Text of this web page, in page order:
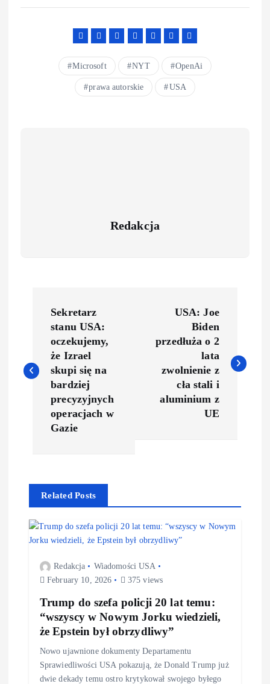
Microsoft NYT OpenAi
prawa autorskie USA
Redakcja
Sekretarz
stanu USA:
oczekujemy,
że Izrael
skupi się na
bardziej
precyzyjnych
operacjach w
Gazie
USA: Joe
Biden
przedłuża o 2
lata
zwolnienie z
cła stali i
aluminium z
UE
Related Posts
Redakcja
Wiadomości USA
February 10, 2026
375 views
Trump do szefa policji 20 lat temu:
“wszyscy w Nowym Jorku wiedzieli,
że Epstein był obrzydliwy”
Nowo ujawnione dokumenty Departamentu
Sprawiedliwości USA pokazują, że Donald Trump już
dwie dekady temu ostro krytykował swojego byłego